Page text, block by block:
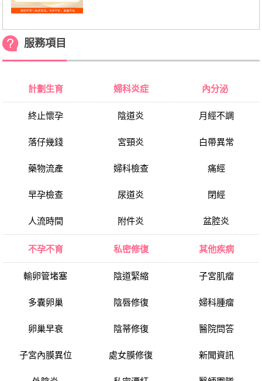
服務項目
計劃生育
終止懷孕
落仔幾錢
藥物流產
早孕檢查
人流時間
婦科炎症
陰道炎
宮頸炎
婦科檢查
尿道炎
附件炎
內分泌
月經不調
白帶異常
痛經
閉經
盆腔炎
不孕不育
輸卵管堵塞
多囊卵巢
卵巢早衰
子宮內膜異位
私密修復
陰道緊縮
陰唇修復
陰蒂修復
處女膜修復
其他疾病
子宮肌瘤
婦科腫瘤
醫院問答
新聞資訊